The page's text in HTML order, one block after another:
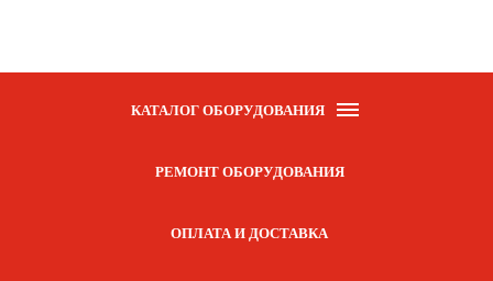
КАТАЛОГ ОБОРУДОВАНИЯ
РЕМОНТ ОБОРУДОВАНИЯ
ОПЛАТА И ДОСТАВКА